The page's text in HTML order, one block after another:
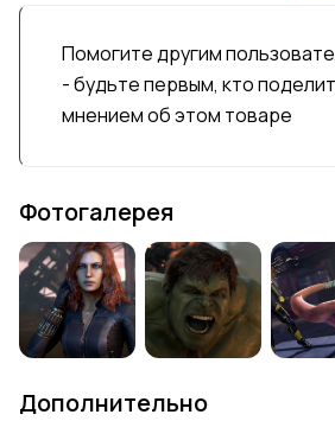
Помогите другим
- будьте первым, кто
мнением об этом товаре
Фотогалерея
Дополнительно